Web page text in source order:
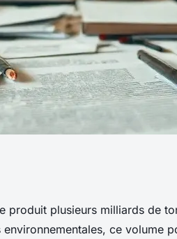
la
produit plusieurs milliards de
ce volume